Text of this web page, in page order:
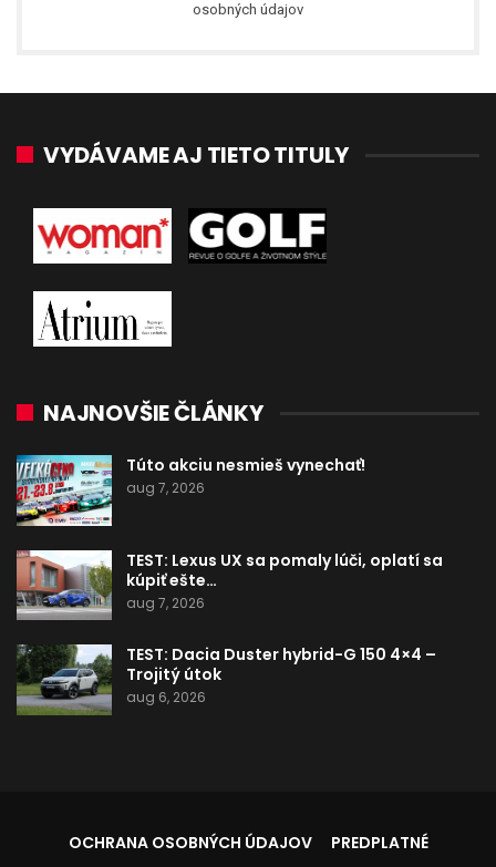
osobných údajov
VYDÁVAME AJ TIETO TITULY
NAJNOVŠIE ČLÁNKY
Túto akciu nesmieš vynechať!
aug 7, 2026
TEST: Lexus UX sa pomaly lúči, oplatí sa
kúpiť ešte…
aug 7, 2026
TEST: Dacia Duster hybrid-G 150 4×4 –
Trojitý útok
aug 6, 2026
OCHRANA OSOBNÝCH ÚDAJOV
PREDPLATNÉ